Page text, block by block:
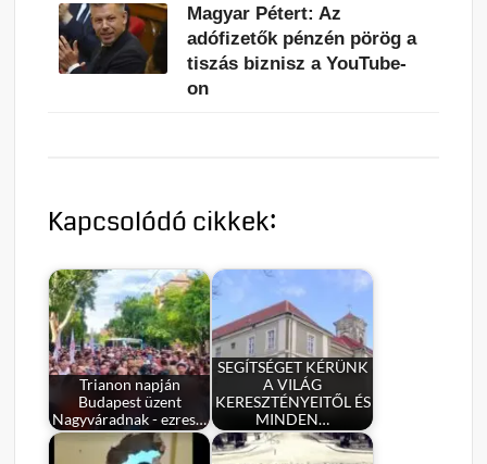
Magyar Pétert: Az
adófizetők pénzén pörög a
tiszás biznisz a YouTube-
on
Kapcsolódó cikkek:
Trianon napján
Budapest üzent
Nagyváradnak - ezres…
SEGÍTSÉGET KÉRÜNK
A VILÁG
KERESZTÉNYEITŐL ÉS
MINDEN…